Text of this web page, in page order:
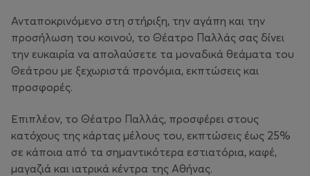
Ανταποκρινόμενο στη στήριξη, την αγάπη και την
προσήλωση του κοινού, το Θέατρο Παλλάς σας δίνει
την ευκαιρία να απολαύσετε τα μοναδικά θεάματα του
Θεάτρου με ξεχωριστά προνόμια, εκπτώσεις και
προσφορές.
Επιπλέον, το Θέατρο Παλλάς, προσφέρει στους
κατόχους της κάρτας μέλους του, εκπτώσεις έως 25%
σε κάποια από τα σημαντικότερα εστιατόρια, καφέ,
μαγαζιά και ιατρικά κέντρα της Αθήνας.